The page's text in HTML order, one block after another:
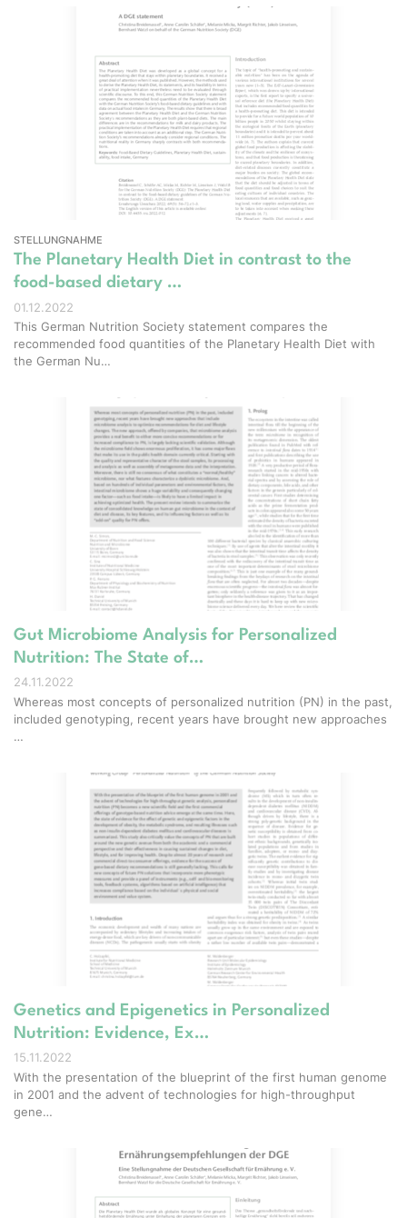
STELLUNGNAHME
The Planetary Health Diet in contrast to the
food-based dietary …
01.12.2022
This German Nutrition Society statement compares the
recommended food quantities of the Planetary Health Diet with
the German Nu…
Gut Microbiome Analysis for Personalized
Nutrition: The State of…
24.11.2022
Whereas most concepts of personalized nutrition (PN) in the past,
included genotyping, recent years have brought new approaches
…
Genetics and Epigenetics in Personalized
Nutrition: Evidence, Ex…
15.11.2022
With the presentation of the blueprint of the first human genome
in 2001 and the advent of technologies for high-throughput
gene…